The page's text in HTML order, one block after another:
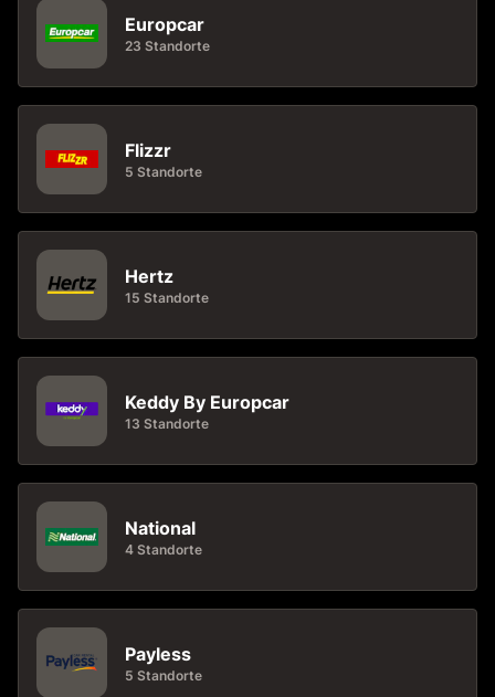
Europcar
23 Standorte
Flizzr
5 Standorte
Hertz
15 Standorte
Keddy By Europcar
13 Standorte
National
4 Standorte
Payless
5 Standorte